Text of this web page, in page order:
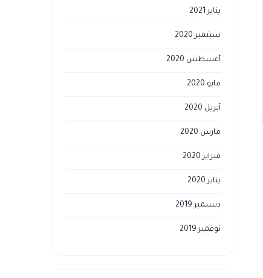
يناير 2021
سبتمبر 2020
أغسطس 2020
مايو 2020
أبريل 2020
مارس 2020
فبراير 2020
يناير 2020
ديسمبر 2019
نوفمبر 2019